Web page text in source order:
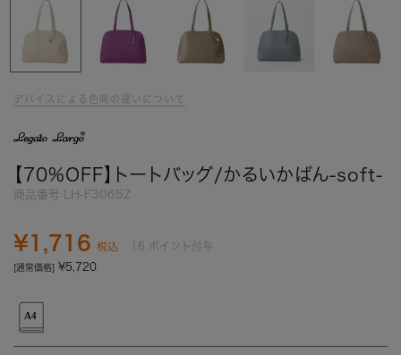
デバイスによる色味の違いについて
【70%OFF】トートバッグ/かるいかばん-soft-
商品番号 LH-F3065Z
[通常価格] ¥5,720
¥1,716 税込 16 ポイント付与